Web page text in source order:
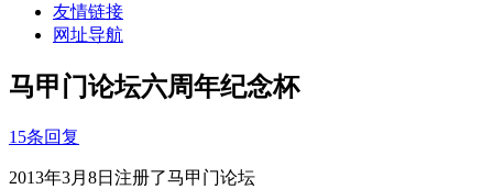
友情链接
网址导航
马甲门论坛六周年纪念杯
15条回复
2013年3月8日注册了马甲门论坛